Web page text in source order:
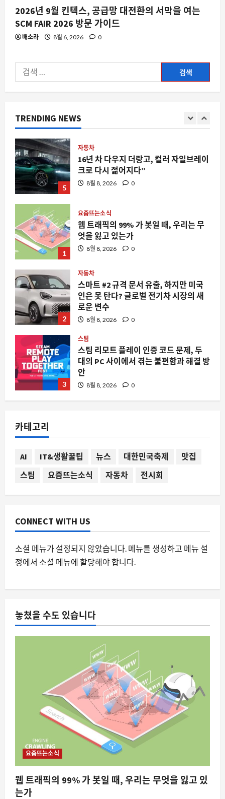
2026년 9월 킨텍스, 공급망 대전환의 서막을 여는
SCM FAIR 2026 방문 가이드
배소라 8월 6, 2026 0
색:
TRENDING NEWS
스팀
스팀 리모트 플레이 인증 코드 문제, 두
대의 PC 사이에서 겪는 불편함과 해결 방
4
요즘뜨는소식
아삭복숭아 3kg 21,900원 사전예약 품
5
자동차
16년 차 다우지 더랑고, 컬러 자일브레이
크로 다시 젊어지다”
8월 8, 2026 0
1
요즘뜨는소식
웹 트래픽의 99% 가 봇일 때, 우리는 무
엇을 잃고 있는가
8월 8, 2026 0
2
자동차
스마트 #2 규격 문서 유출, 하지만 미국
인은 못 탄다? 글로벌 전기차 시장의 새
로운 변수
8월 8, 2026 0
3
스팀
스팀 리모트 플레이 인증 코드 문제, 두
대의 PC 사이에서 겪는 불편함과 해결 방
안
8월 8, 2026 0
자동차
크로 다시 젊어지다”
카테고리
AI IT&생활꿀팁 뉴스 대한민국축제
맛집
스팀
요즘뜨는소식 자동차 전시회
CONNECT WITH US
소셜 메뉴가 설정되지 않았습니다. 메뉴를 생성하고 메뉴 설
정에서 소셜 메뉴에 할당해야 합니다.
놓쳤을 수도 있습니다
요즘뜨는소식
웹 트래픽의 99% 가 봇일 때, 우리는 무엇을 잃고 있
는가